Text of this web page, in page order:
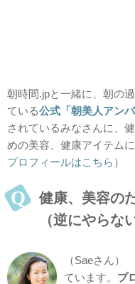
朝時間.jpと一緒に、朝の
ている公式「朝美人アン
されているみなさんに、
めの美容、健康アイテム
プロフィールはこちら ）
健康、美容の
（逆にやらな
（Saeさん）
ています。 プ